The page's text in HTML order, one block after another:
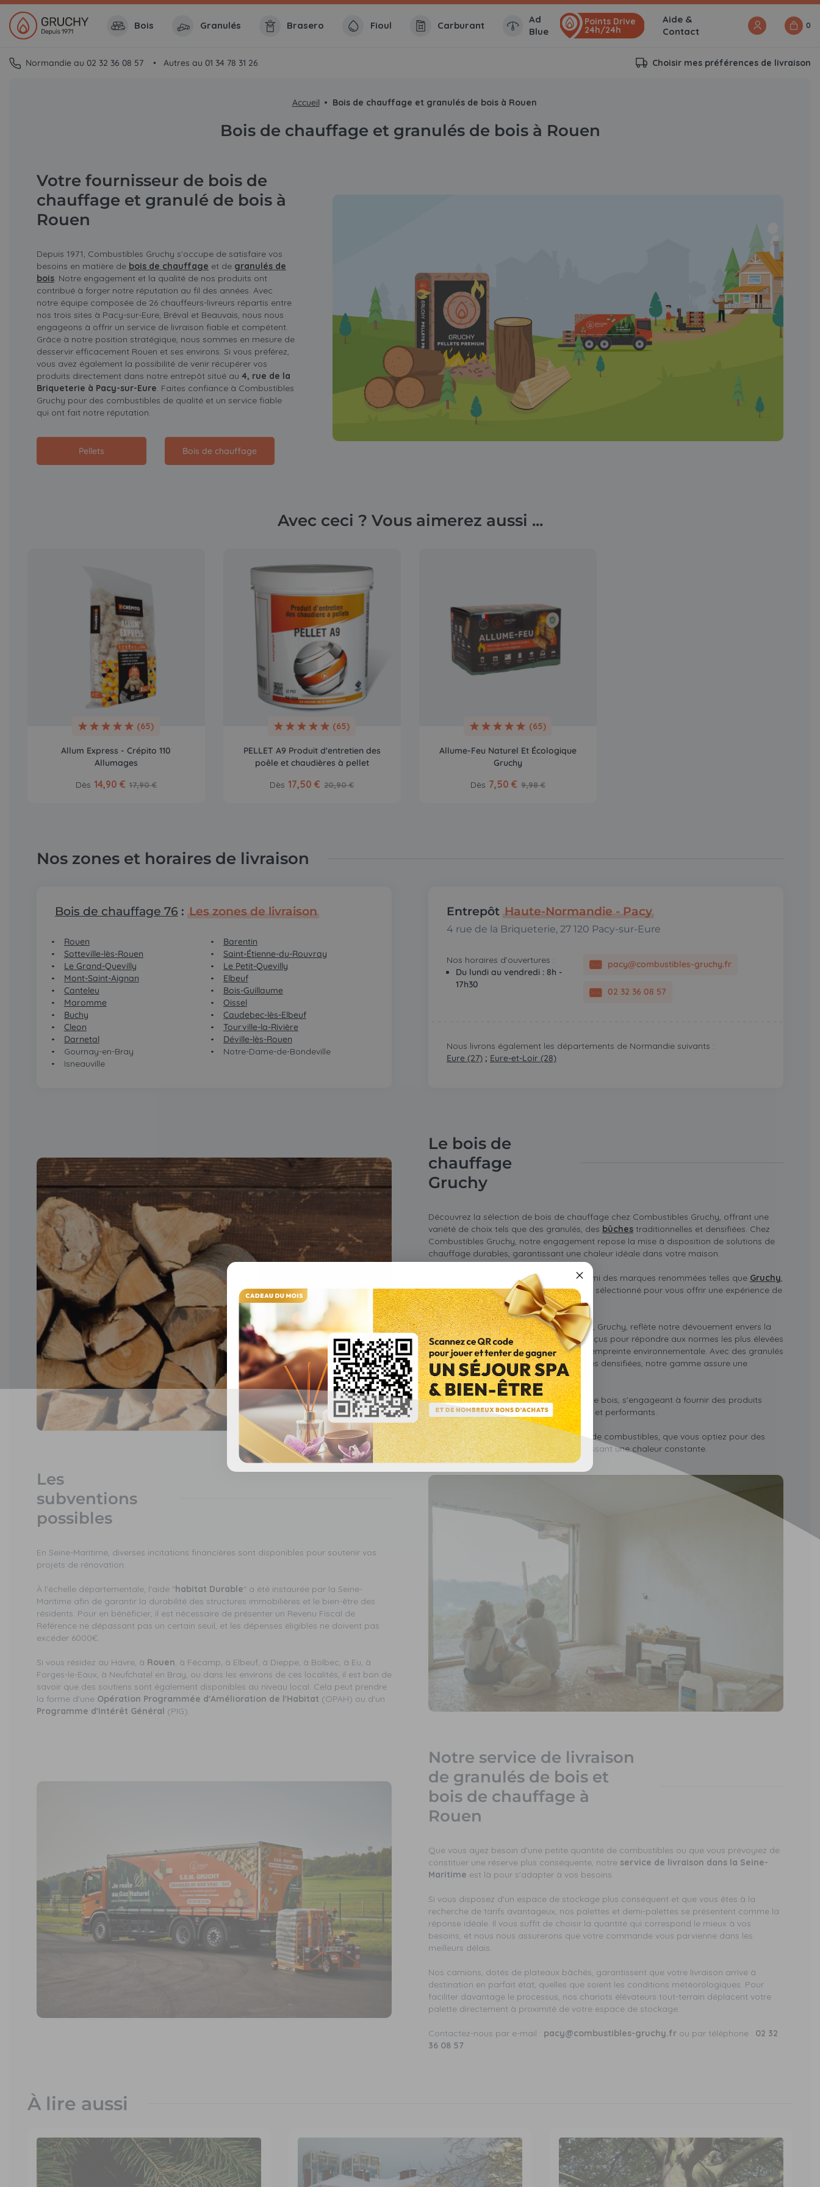
Bois Granulés Brasero Fioul Carburant
Ad
Blue
Points Drive
24h/24h
Aide &
Contact
0
Normandie au 02 32 36 08 57 Autres au 01 34 78 31 26 Choisir mes préférences de livraison
Accueil Bois de chauffage et granulés de bois à Rouen
Bois de chauffage et granulés de bois à Rouen
Votre fournisseur de bois de
chauffage et granulé de bois à
Rouen
Depuis 1971, Combustibles Gruchy s'occupe de satisfaire vos
besoins en matière de bois de chauffage et de granulés de
bois. Notre engagement et la qualité de nos produits ont
contribué à forger notre réputation au fil des années. Avec
notre équipe composée de 26 chauffeurs-livreurs répartis entre
nos trois sites à Pacy-sur-Eure, Bréval et Beauvais, nous nous
engageons à offrir un service de livraison fiable et compétent.
Grâce à notre position stratégique, nous sommes en mesure de
desservir efficacement Rouen et ses environs. Si vous préférez,
vous avez également la possibilité de venir récupérer vos
produits directement dans notre entrepôt situé au 4, rue de la
Briqueterie à Pacy-sur-Eure. Faites confiance à Combustibles
Gruchy pour des combustibles de qualité et un service fiable
qui ont fait notre réputation.
Pellets Bois de chauffage
Avec ceci ? Vous aimerez aussi ...
(65)
Allum Express - Crépito 110
Allumages
Dès 14,90 € 17,90 €
(65)
PELLET A9 Produit d'entretien des
poêle et chaudières à pellet
Dès 17,50 € 20,90 €
(65)
Allume-Feu Naturel Et Écologique
Gruchy
Dès 7,50 € 9,98 €
Nos zones et horaires de livraison
Bois de chauffage 76 : Les zones de livraison
Rouen
Barentin
Sotteville-lès-Rouen
Saint-Étienne-du-Rouvray
Le Grand-Quevilly
Le Petit-Quevilly
Mont-Saint-Aignan
Elbeuf
Canteleu
Bois-Guillaume
Maromme
Oissel
Buchy
Caudebec-lès-Elbeuf
Cleon
Tourville-la-Rivière
Darnetal
Déville-lès-Rouen
Gournay-en-Bray
Notre-Dame-de-Bondeville
Isneauville
Entrepôt Haute-Normandie - Pacy
4 rue de la Briqueterie, 27 120 Pacy-sur-Eure
Nos horaires d’ouvertures :
Du lundi au vendredi : 8h -
17h30
pacy@combustibles-gruchy.fr
02 32 36 08 57
Nous livrons également les départements de Normandie suivants :
Eure (27); Eure-et-Loir (28)
Le bois de
chauffage
Gruchy
Découvrez la sélection de bois de chauffage chez Combustibles Gruchy, offrant une
variété de choix tels que des granulés, des bûches traditionnelles et densifiées. Chez
Combustibles Gruchy, notre engagement repose la mise à disposition de solutions de
chauffage durables, garantissant une chaleur idéale dans votre maison.
Optez pour la qualité en choisissant parmi des marques renommées telles que Gruchy,
PiveteauetCrépito. Chaque produit est sélectionné pour vous offrir une expérience de
chauffage optimale.
Notre gamme exclusive de combustibles, Gruchy, reflète notre dévouement envers la
satisfaction client. Nos produits sont conçus pour répondre aux normes les plus élevées
en matière d'efficacité énergétique et d'empreinte environnementale. Avec des granulés
de bois de première qualité et des bûches densifiées, notre gamme assure une
combustion propre et durable.
Piveteau est réputée pour ses granulés de bois, s'engageant à fournir des produits
certifiés, respectueux de l'environnement et performants.
Crépito propose une gamme diversifiée de combustibles, que vous optiez pour des
granulés de bois ou des bûches, garantissant une chaleur constante.
Les
subventions
possibles
En Seine-Maritime, diverses incitations financières sont disponibles pour soutenir vos
projets de rénovation.
À l'échelle départementale, l'aide "habitat Durable" a été instaurée par la Seine-
Maritime afin de garantir la durabilité des structures immobilières et le bien-être des
résidents. Pour en bénéficier, il est nécessaire de présenter un Revenu Fiscal de
Référence ne dépassant pas un certain seuil, et les dépenses éligibles ne doivent pas
excéder 6000€.
Si vous résidez au Havre, à Rouen, à Fécamp, à Elbeuf, à Dieppe, à Bolbec, à Eu, à
Forges-le-Eaux, à Neufchatel en Bray, ou dans les environs de ces localités, il est bon de
savoir que des soutiens sont également disponibles au niveau local. Cela peut prendre
la forme d'une Opération Programmée d'Amélioration de l'Habitat (OPAH) ou d'un
Programme d'Intérêt Général (PIG).
Notre service de livraison
de granulés de bois et
bois de chauffage à
Rouen
Que vous ayez besoin d'une petite quantité de combustibles ou que vous prévoyiez de
constituer une réserve plus conséquente, notre service de livraison dans la Seine-
Maritime est là pour s'adapter à vos besoins.
Si vous disposez d'un espace de stockage plus conséquent et que vous êtes à la
recherche de tarifs avantageux, nos palettes et demi-palettes se présentent comme la
réponse idéale. Il vous suffit de choisir la quantité qui correspond le mieux à vos
besoins, et nous nous assurerons que votre commande vous parvienne dans les
meilleurs délais.
Nos camions, dotés de plateaux bâchés, garantissent que votre livraison arrive à
destination en parfait état, quelles que soient les conditions météorologiques. Pour
faciliter davantage le processus, nos chariots élévateurs tout-terrain déplacent votre
palette directement à proximité de votre espace de stockage.
Contactez-nous par e-mail : pacy@combustibles-gruchy.fr ou par téléphone : 02 32
36 08 57.
À lire aussi